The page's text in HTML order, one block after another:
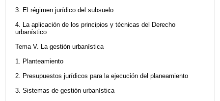
3. El régimen jurídico del subsuelo
4. La aplicación de los principios y técnicas del Derecho
urbanístico
Tema V. La gestión urbanística
1. Planteamiento
2. Presupuestos jurídicos para la ejecución del planeamiento
3. Sistemas de gestión urbanística